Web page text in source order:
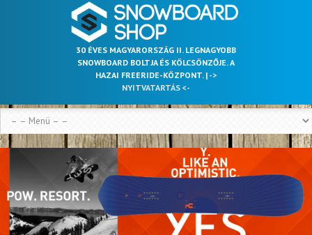
30 ÉVES MAGYARORSZÁG II. LEGNAGYOBB
SNOWBOARD BOLTJA ÉS KÖLCSÖNZŐJE. A
HAZAI FREERIDE-KÖZPONT. | ->
NYITVATARTÁS <-